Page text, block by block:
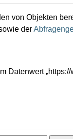
von Objekten
der
Datenwert